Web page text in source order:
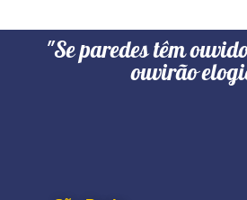
"Se paredes têm
ouvirão